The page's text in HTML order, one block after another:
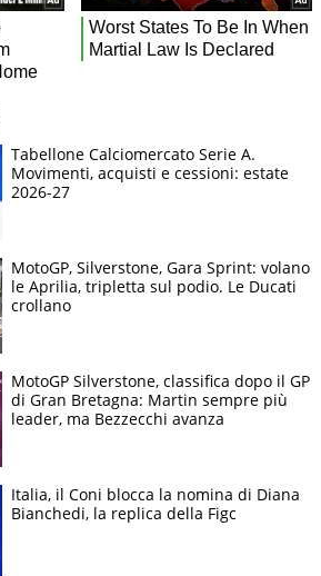
Tabellone Calciomercato Serie A.
Movimenti, acquisti e cessioni: estate
2026-27
MotoGP, Silverstone, Gara Sprint: volano
le Aprilia, tripletta sul podio. Le Ducati
crollano
MotoGP Silverstone, classifica dopo il GP
di Gran Bretagna: Martin sempre più
leader, ma Bezzecchi avanza
Italia, il Coni blocca la nomina di Diana
Bianchedi, la replica della Figc